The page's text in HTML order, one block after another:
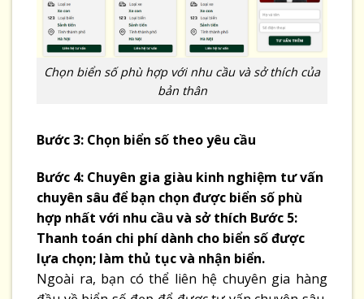
Chọn biển số phù hợp với nhu cầu và sở thích của
bản thân
Bước 3: Chọn biển số theo yêu cầu
Bước 4: Chuyên gia giàu kinh nghiệm tư vấn
chuyên sâu để bạn chọn được biển số phù
hợp nhất với nhu cầu và sở thích Bước 5:
Thanh toán chi phí dành cho biển số được
lựa chọn; làm thủ tục và nhận biển.
Ngoài ra, bạn có thể liên hệ chuyên gia hàng